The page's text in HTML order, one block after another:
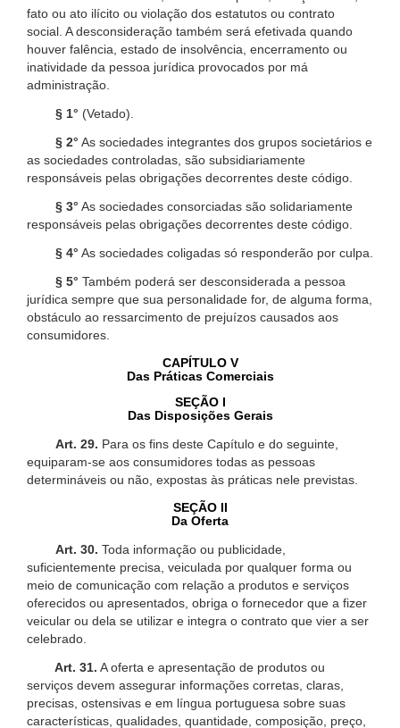
fato ou ato ilícito ou violação dos estatutos ou contrato
social. A desconsideração também será efetivada quando
houver falência, estado de insolvência, encerramento ou
inatividade da pessoa jurídica provocados por má
administração.
§ 1° (Vetado).
§ 2° As sociedades integrantes dos grupos societários e
as sociedades controladas, são subsidiariamente
responsáveis pelas obrigações decorrentes deste código.
§ 3° As sociedades consorciadas são solidariamente
responsáveis pelas obrigações decorrentes deste código.
§ 4° As sociedades coligadas só responderão por culpa.
§ 5° Também poderá ser desconsiderada a pessoa
jurídica sempre que sua personalidade for, de alguma forma,
obstáculo ao ressarcimento de prejuízos causados aos
consumidores.
CAPÍTULO V
Das Práticas Comerciais
SEÇÃO I
Das Disposições Gerais
Art. 29. Para os fins deste Capítulo e do seguinte,
equiparam-se aos consumidores todas as pessoas
determináveis ou não, expostas às práticas nele previstas.
SEÇÃO II
Da Oferta
Art. 30. Toda informação ou publicidade,
suficientemente precisa, veiculada por qualquer forma ou
meio de comunicação com relação a produtos e serviços
oferecidos ou apresentados, obriga o fornecedor que a fizer
veicular ou dela se utilizar e integra o contrato que vier a ser
celebrado.
Art. 31. A oferta e apresentação de produtos ou
serviços devem assegurar informações corretas, claras,
precisas, ostensivas e em língua portuguesa sobre suas
características, qualidades, quantidade, composição, preço,